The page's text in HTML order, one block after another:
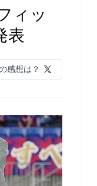
ィッ
表
感想は？